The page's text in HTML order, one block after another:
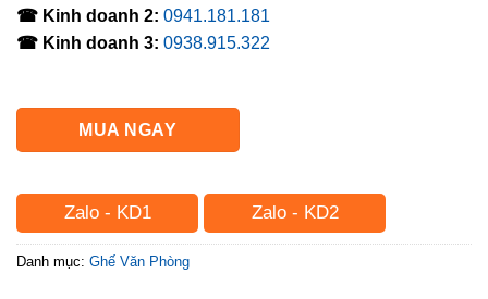
☎ Kinh doanh 2: 0941.181.181
☎ Kinh doanh 3: 0938.915.322
MUA NGAY
Zalo - KD1 Zalo - KD2
Danh mục: Ghế Văn Phòng